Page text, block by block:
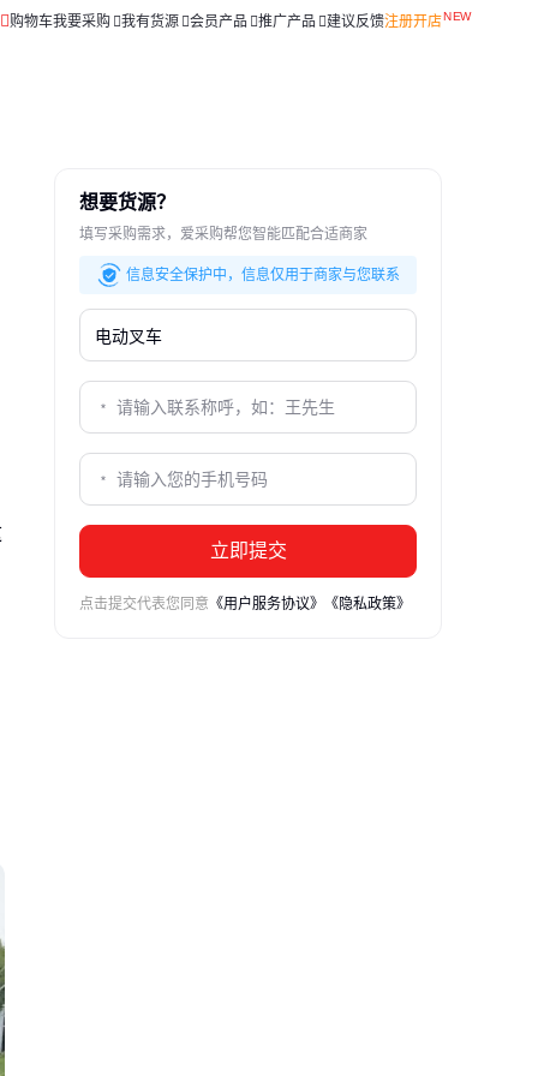
购物车我要采购 我有货源 会员产品 推广产品 建议反馈注册开店
想要货源？
填写采购需求，爱采购帮您智能匹配合适商家
信息安全保护中，信息仅用于商家与您联系
立即提交
点击提交代表您同意 《用户服务协议》 《隐私政策》